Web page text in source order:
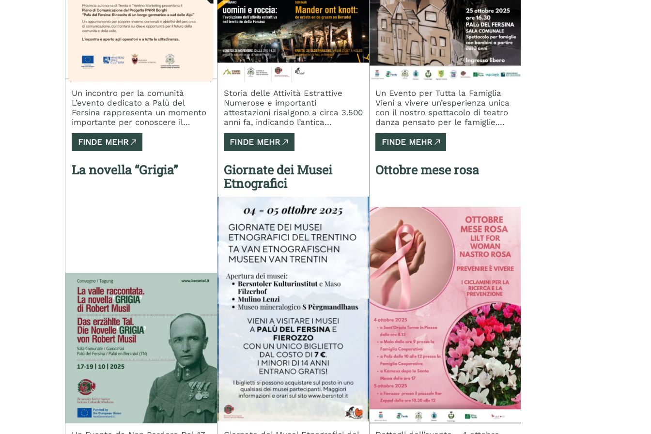
Un incontro per la comunità
L’evento dedicato a Palù del
Fersina rappresenta un momento
importante per conoscere il
progetto di rinascita del borgo
germanico a sud delle Alpi. È
un’occasione aperta a tutta la
condividere visioni e prospettive
sul futuro del territorio.
FINDE MEHR
Storia delle Attività Estrattive
Numerose e importanti
attestazioni risalgono a circa 3.500
anni fa, indicando l’antica
presenza di attività estrattive
nella Valle del Fersina. Dopo la
colonizzazione medievale e la
le testimonianze di miniere si
moltiplicano, raggiungendo il
massimo splendore tra il 1400 e il
1500. Queste attività, sebbene
intermittenti, si sono protratte nel
tempo, contribuendo a delineare
un quadro evolutivo delle pratiche
minerarie
FINDE MEHR
Un Evento per Tutta la Famiglia
Vieni a vivere un’esperienza unica
con il nostro spettacolo di teatro
danza pensato per le famiglie.
Un'occasione speciale per
divertirsi, emozionarsi e
condividere un momento di arte
Dove L’evento si terrà il 25
perfetto per un pomeriggio di
cultura e magia. Per Tutti i Piccoli
Artisti Pensato per bambini dai 3
anni
FINDE MEHR
La novella “Grigia”
Giornate dei Musei
Etnografici
Ottobre mese rosa